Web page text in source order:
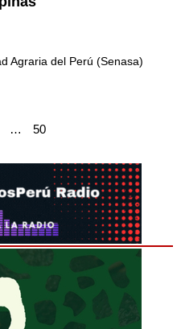
Agraria del Perú (Senasa)
… 50